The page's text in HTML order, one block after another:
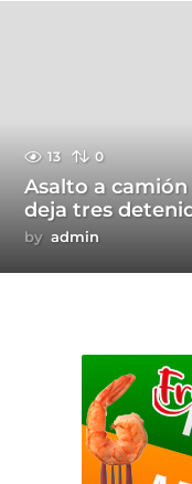
13 0
Asalto a
deja tres
by admin